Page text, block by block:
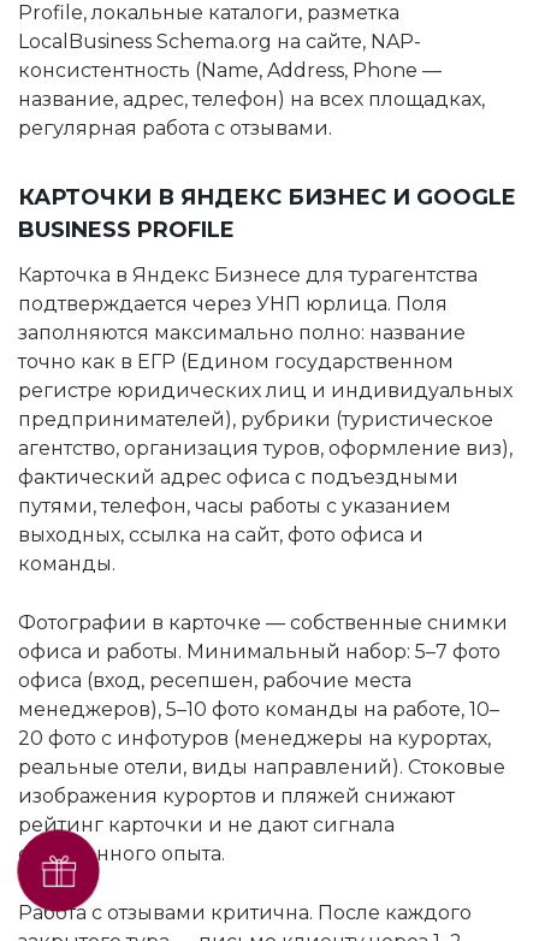
Profile, локальные каталоги, разметка
LocalBusiness Schema.org на сайте, NAP-
консистентность (Name, Address, Phone —
название, адрес, телефон) на всех площадках,
регулярная работа с отзывами.
КАРТОЧКИ В ЯНДЕКС БИЗНЕС И GOOGLE
BUSINESS PROFILE
Карточка в Яндекс Бизнесе для турагентства
подтверждается через УНП юрлица. Поля
заполняются максимально полно: название
точно как в ЕГР (Едином государственном
регистре юридических лиц и индивидуальных
предпринимателей), рубрики (туристическое
агентство, организация туров, оформление виз),
фактический адрес офиса с подъездными
путями, телефон, часы работы с указанием
выходных, ссылка на сайт, фото офиса и
команды.
Фотографии в карточке — собственные снимки
офиса и работы. Минимальный набор: 5–7 фото
офиса (вход, ресепшен, рабочие места
менеджеров), 5–10 фото команды на работе, 10–
20 фото с инфотуров (менеджеры на курортах,
реальные отели, виды направлений). Стоковые
изображения курортов и пляжей снижают
рейтинг карточки и не дают сигнала
собственного опыта.
Работа с отзывами критична. После каждого
Получить SEO-аудит